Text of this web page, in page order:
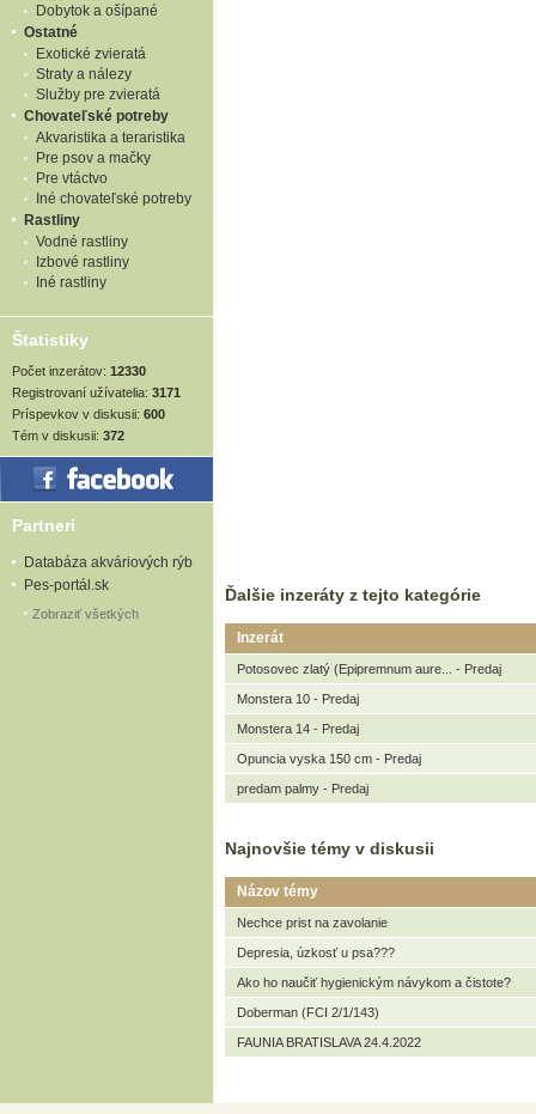
Dobytok a ošípané
Ostatné
Exotické zvieratá
Straty a nálezy
Služby pre zvieratá
Chovateľské potreby
Akvaristika a teraristika
Pre psov a mačky
Pre vtáctvo
Iné chovateľské potreby
Rastliny
Vodné rastliny
Izbové rastliny
Iné rastliny
Štatistiky
Počet inzerátov: 12330
Registrovaní užívatelia: 3171
Príspevkov v diskusii: 600
Tém v diskusii: 372
Partneri
Databáza akváriových rýb
Pes-portál.sk
Zobraziť všetkých
Ďalšie inzeráty z tejto kategórie
Inzerát
Potosovec zlatý (Epipremnum aure... - Predaj
Monstera 10 - Predaj
Monstera 14 - Predaj
Opuncia vyska 150 cm - Predaj
predam palmy - Predaj
Najnovšie témy v diskusii
Názov témy
Nechce prist na zavolanie
Depresia, úzkosť u psa???
Ako ho naučiť hygienickým návykom a čistote?
Doberman (FCI 2/1/143)
FAUNIA BRATISLAVA 24.4.2022